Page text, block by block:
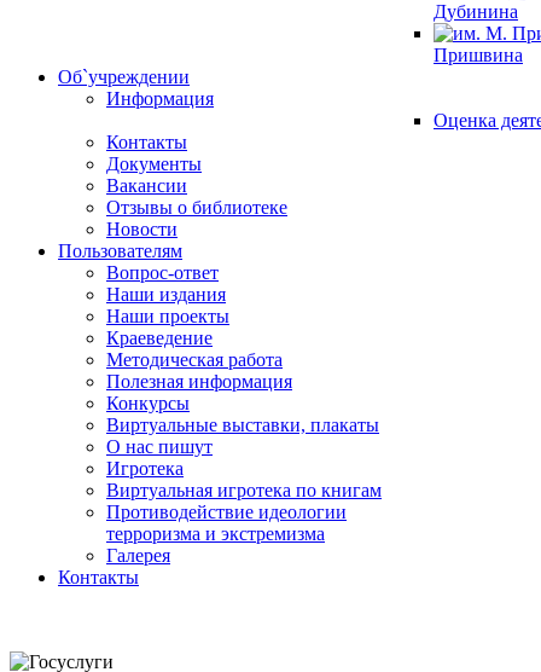
Дубинина
Пришвина
Об`учреждении
Информация
Оценка
Контакты
Документы
Вакансии
Отзывы о библиотеке
Новости
Пользователям
Вопрос-ответ
Наши издания
Наши проекты
Краеведение
Методическая работа
Полезная информация
Конкурсы
Виртуальные выставки, плакаты
О нас пишут
Игротека
Виртуальная игротека по книгам
Противодействие идеологии
терроризма и экстремизма
Галерея
Контакты